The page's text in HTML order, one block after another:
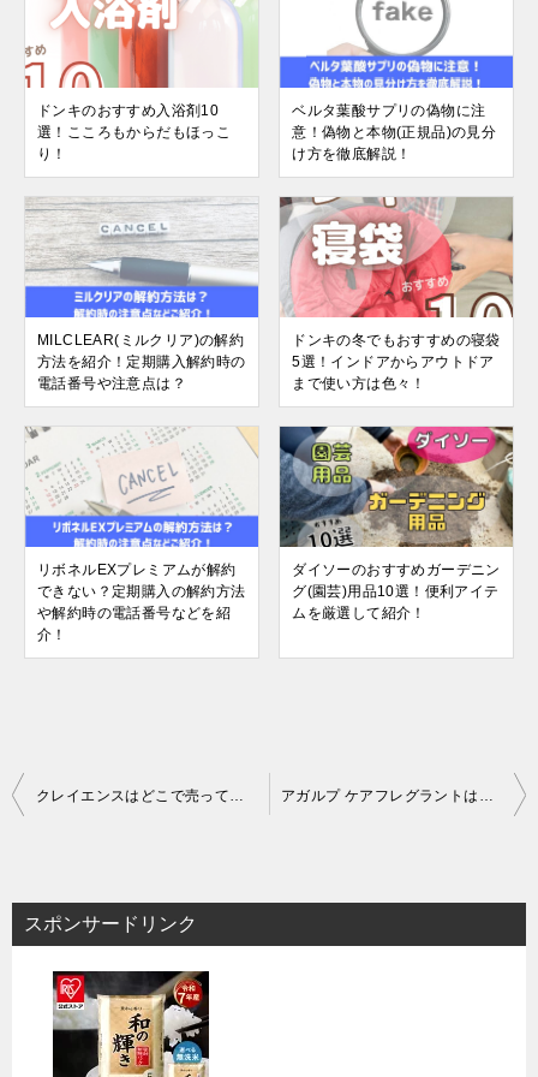
ドンキのおすすめ入浴剤10
選！こころもからだもほっこ
り！
ベルタ葉酸サプリの偽物に注
意！偽物と本物(正規品)の見分
け方を徹底解説！
MILCLEAR(ミルクリア)の解約
方法を紹介！定期購入解約時の
電話番号や注意点は？
ドンキの冬でもおすすめの寝袋
5選！インドアからアウトドア
まで使い方は色々！
リボネルEXプレミアムが解約
できない？定期購入の解約方法
や解約時の電話番号などを紹
介！
ダイソーのおすすめガーデニン
グ(園芸)用品10選！便利アイテ
ムを厳選して紹介！
投
ビ
ゲ
クレイエンスはどこで売ってる？薬局やドラッグストアなど販売店での市販状況を調査してレポート！ アガルプ ケアフレグラントは効果あり？メリットデメリットまで全紹介！
スポンサードリンク